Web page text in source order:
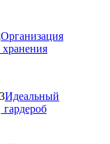
Организация
хранения
Идеальный
гардероб